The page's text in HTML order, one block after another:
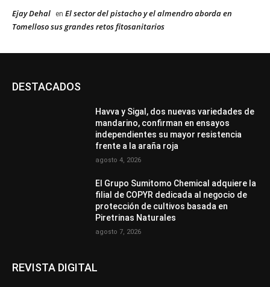
Ejay Dehal en El sector del pistacho y el almendro aborda en
Tomelloso sus grandes retos fitosanitarios
DESTACADOS
Havva y Sigal, dos nuevas variedades de
mandarino, confirman en ensayos
independientes su mayor resistencia
frente a la araña roja
agosto 4, 2026
El Grupo Sumitomo Chemical adquiere la
filial de COPYR dedicada al negocio de
protección de cultivos basada en
Piretrinas Naturales
agosto 7, 2026
REVISTA DIGITAL